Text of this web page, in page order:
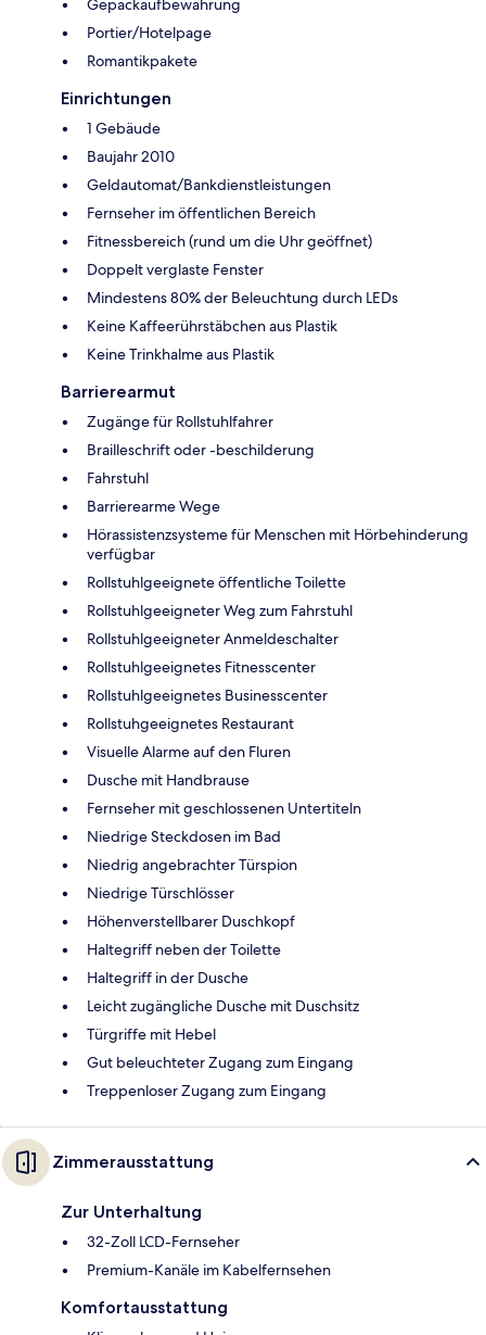
Gepäckaufbewahrung
Portier/Hotelpage
Romantikpakete
Einrichtungen
1 Gebäude
Baujahr 2010
Geldautomat/Bankdienstleistungen
Fernseher im öffentlichen Bereich
Fitnessbereich (rund um die Uhr geöffnet)
Doppelt verglaste Fenster
Mindestens 80% der Beleuchtung durch LEDs
Keine Kaffeerührstäbchen aus Plastik
Keine Trinkhalme aus Plastik
Barrierearmut
Zugänge für Rollstuhlfahrer
Brailleschrift oder -beschilderung
Fahrstuhl
Barrierearme Wege
Hörassistenzsysteme für Menschen mit Hörbehinderung
verfügbar
Rollstuhlgeeignete öffentliche Toilette
Rollstuhlgeeigneter Weg zum Fahrstuhl
Rollstuhlgeeigneter Anmeldeschalter
Rollstuhlgeeignetes Fitnesscenter
Rollstuhlgeeignetes Businesscenter
Rollstuhgeeignetes Restaurant
Visuelle Alarme auf den Fluren
Dusche mit Handbrause
Fernseher mit geschlossenen Untertiteln
Niedrige Steckdosen im Bad
Niedrig angebrachter Türspion
Niedrige Türschlösser
Höhenverstellbarer Duschkopf
Haltegriff neben der Toilette
Haltegriff in der Dusche
Leicht zugängliche Dusche mit Duschsitz
Türgriffe mit Hebel
Gut beleuchteter Zugang zum Eingang
Treppenloser Zugang zum Eingang
Zimmerausstattung
Zur Unterhaltung
32-Zoll LCD-Fernseher
Premium-Kanäle im Kabelfernsehen
Komfortausstattung